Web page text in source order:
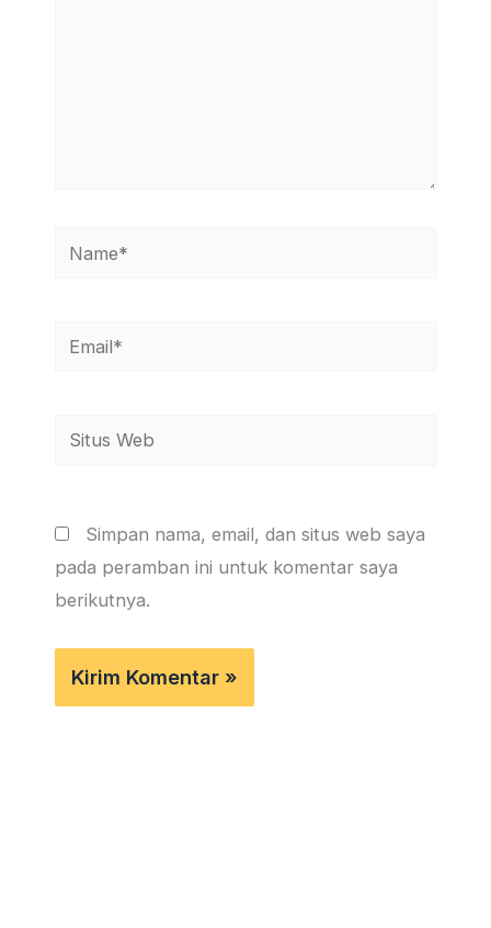
Name*
Email*
Situs
Simpan nama, email, dan situs web saya
pada peramban ini untuk komentar saya
berikutnya.